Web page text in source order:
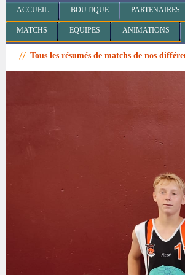
ACCUEIL BOUTIQUE PARTENAIRES
MATCHS EQUIPES ANIMATIONS
Tous les résumés de matchs de nos